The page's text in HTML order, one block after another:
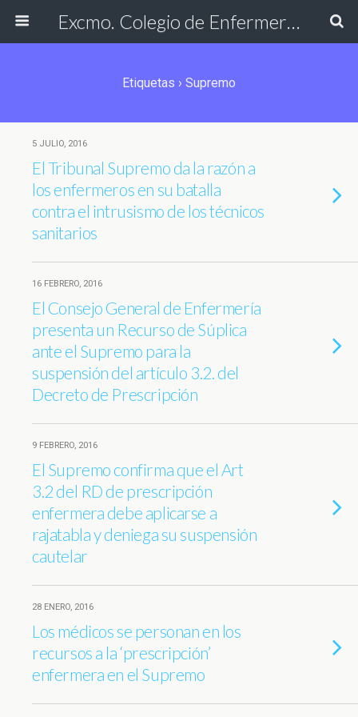
Excmo. Colegio de Enfermería de Cádiz
Etiquetas › Supremo
5 JULIO, 2016
El Tribunal Supremo da la razón a
los enfermeros en su batalla
contra el intrusismo de los técnicos
sanitarios
16 FEBRERO, 2016
El Consejo General de Enfermería
presenta un Recurso de Súplica
ante el Supremo para la
suspensión del artículo 3.2. del
Decreto de Prescripción
9 FEBRERO, 2016
El Supremo confirma que el Art
3.2 del RD de prescripción
enfermera debe aplicarse a
rajatabla y deniega su suspensión
cautelar
28 ENERO, 2016
Los médicos se personan en los
recursos a la ‘prescripción’
enfermera en el Supremo